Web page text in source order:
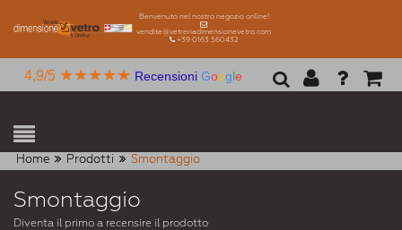
Benvenuto nel nostro negozio online!
vendite@vetreriadimensionevetro.com
+39 0163 560432
4,9/5 ★★★★★ Recensioni Google
Home Prodotti Smontaggio
Smontaggio
Diventa il primo a recensire il prodotto